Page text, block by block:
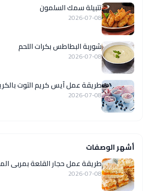
تتبيلة سمك السلمون
2026-07-08
شوربة البطاطس بكرات اللحم
2026-07-08
طريقة عمل آيس كريم التوت
2026-07-08
أشهر الوصفات
طريقة عمل حجار القلعة بمربى
2026-07-08